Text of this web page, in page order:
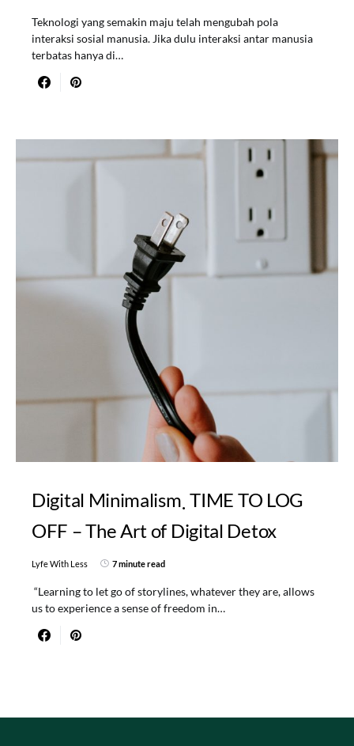
Teknologi yang semakin maju telah mengubah pola
interaksi sosial manusia. Jika dulu interaksi antar manusia
terbatas hanya di…
Digital Minimalism TIME TO LOG
OFF – The Art of Digital Detox
Lyfe With Less 7 minute read
“Learning to let go of storylines, whatever they are, allows
us to experience a sense of freedom in…